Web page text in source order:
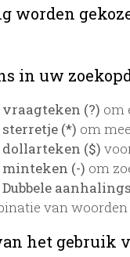
worden
in uw
vraagteken (?) om
sterretje (*) om
dollarteken ($)
minteken (-) om
Dubbele
van woorden
het gebruik